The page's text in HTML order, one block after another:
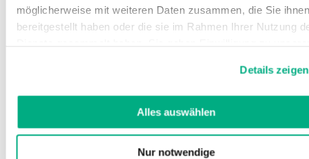
möglicherweise mit weiteren Daten zusammen, die Sie ihnen
bereitgestellt haben oder die sie im Rahmen Ihrer Nutzung
unsererDatenschutzerklärungundImpressum.
Details zeigen
Alles auswählen
Nur notwendige